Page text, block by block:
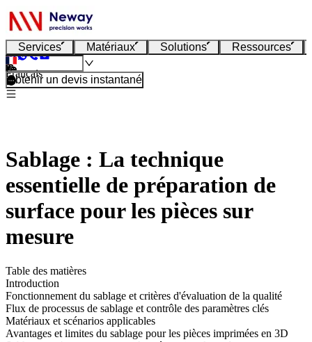
Services Matériaux Solutions Ressources
Français
Obtenir un devis instantané
Sablage : La technique
essentielle de préparation de
surface pour les pièces sur
mesure
Table des matières
Introduction
Fonctionnement du sablage et critères d'évaluation de la qualité
Flux de processus de sablage et contrôle des paramètres clés
Matériaux et scénarios applicables
Avantages et limites du sablage pour les pièces imprimées en 3D